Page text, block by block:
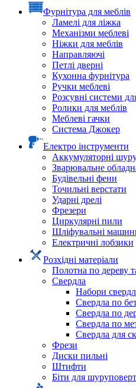
Фурнітура для меблів
Ламелі для ліжка
Механізми меблеві
Ніжки для меблів
Направляючі
Петлі дверні
Кухонна фурнітура
Ручки меблеві
Розсувні системи
Ролики для меблів
Меблеві гачки
Система Джокер
Електро інструменти
Аккумуляторні
Зварювальне
Будівельні фени
Точильні верстати
Ударні дрелі
Фрезери
Циркулярні пили
Шліфувальні
Електричні лобзики
Розхідні матеріали
Полотна по дереву
Свердла
Набори свердл
Свердла по
Свердла по
Свердла по
Свердла для
Фрези
Диски пильні
Штифти
Біти для